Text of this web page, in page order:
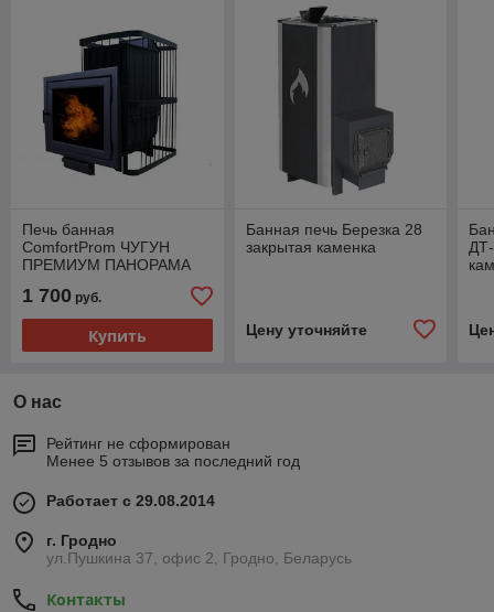
Печь банная
ComfortProm ЧУГУН
ПРЕМИУМ ПАНОРАМА
для парной до 26 кубов
1 700 руб.
Купить
Банная печь Березка 28
закрытая каменка
Цену уточняйте
О нас
Рейтинг не сформирован
Менее 5 отзывов за последний год
Работает с 29.08.2014
г. Гродно
ул.Пушкина 37, офис 2, Гродно, Беларусь
Контакты